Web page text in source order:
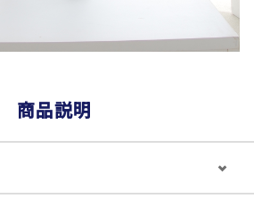
商品説明